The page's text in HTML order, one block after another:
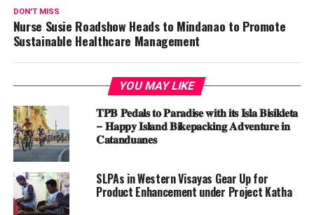
DON'T MISS
Nurse Susie Roadshow Heads to Mindanao to Promote
Sustainable Healthcare Management
YOU MAY LIKE
𝐓𝐏𝐁 𝐏𝐞𝐝𝐚𝐥𝐬 𝐭𝐨 𝐏𝐚𝐫𝐚𝐝𝐢𝐬𝐞 𝐰𝐢𝐭𝐡 𝐢𝐭𝐬 𝐈𝐬𝐥𝐚 𝐁𝐢𝐬𝐢𝐤𝐥𝐞𝐭𝐚
– 𝐇𝐚𝐩𝐩𝐲 𝐈𝐬𝐥𝐚𝐧𝐝 𝐁𝐢𝐤𝐞𝐩𝐚𝐜𝐤𝐢𝐧𝐠 𝐀𝐝𝐯𝐞𝐧𝐭𝐮𝐫𝐞 𝐢𝐧
𝐂𝐚𝐭𝐚𝐧𝐝𝐮𝐚𝐧𝐞𝐬
SLPAs in Western Visayas Gear Up for
Product Enhancement under Project Katha